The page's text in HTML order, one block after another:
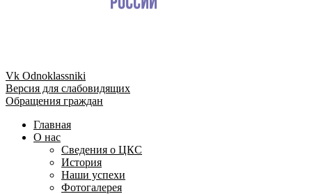
Vk Odnoklassniki
Версия для слабовидящих
Обращения граждан
Главная
О нас
Сведения о ЦКС
История
Наши успехи
Фотогалерея